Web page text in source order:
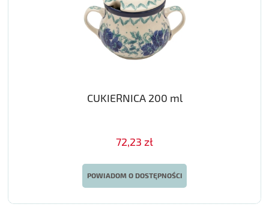
CUKIERNICA 200 ml
72,23 zł
POWIADOM O DOSTĘPNOŚCI